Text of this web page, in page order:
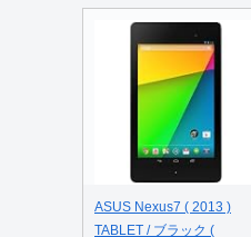
ASUS Nexus7 ( 2013 )
TABLET / ブラック (